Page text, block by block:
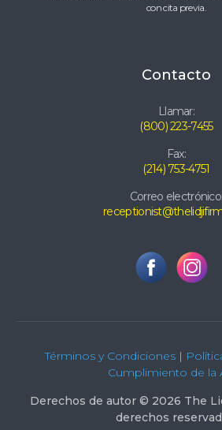
con cita previa.
Contacto
Llamar:
(800) 223-7455
Fax:
(214) 753-4751
Correo electrónico:
Términos y Condiciones|
Cumplimiento de la
Derechos de autor © 2026 The
derechos